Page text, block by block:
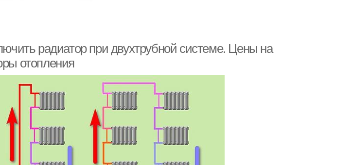
радиатор при двухтрубной системе. Цены на
отопления